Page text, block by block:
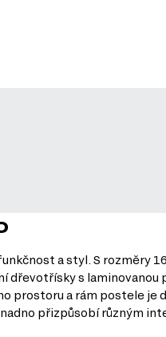
a styl. S rozměry
dřevotřísky s laminovanou
prostoru a rám postele je
přizpůsobí různým